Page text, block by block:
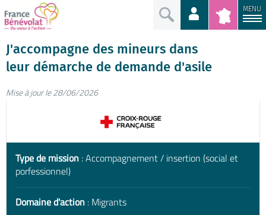
MENU
J'accompagne des mineurs dans
leur démarche de demande d'asile
Mise à jour le 28/06/2026
Type de mission : Accompagnement / insertion (social et
porfessionnel)
Domaine d'action : Migrants